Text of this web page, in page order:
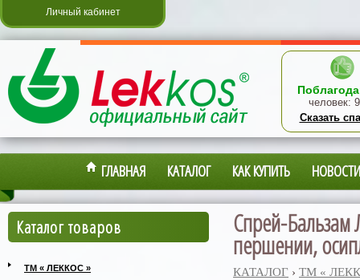
Личный кабинет
человек:
Сказать
ГЛАВНАЯ КАТАЛОГ КАК КУПИТЬ НОВОСТИ
Каталог товаров
ТМ « ЛЕККОС »
Спрей-Бальзам
першении,
КАТАЛОГ › ТМ «